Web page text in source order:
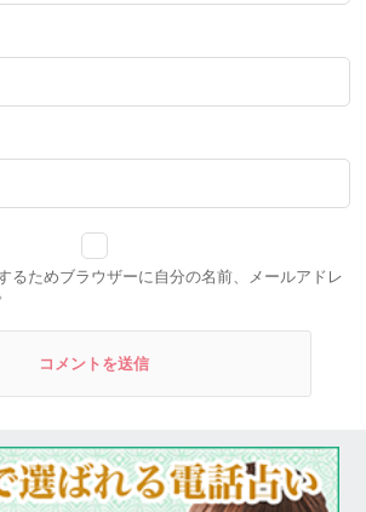
るためブラウザーに自分の名前、メールアドレ